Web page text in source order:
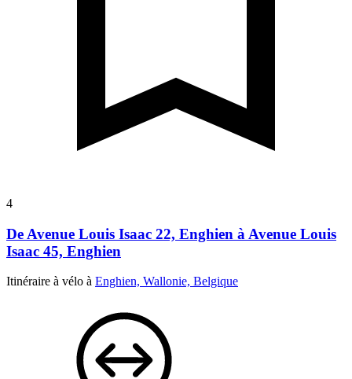
4
De Avenue Louis Isaac 22, Enghien à Avenue Louis
Isaac 45, Enghien
Itinéraire à vélo à Enghien, Wallonie, Belgique